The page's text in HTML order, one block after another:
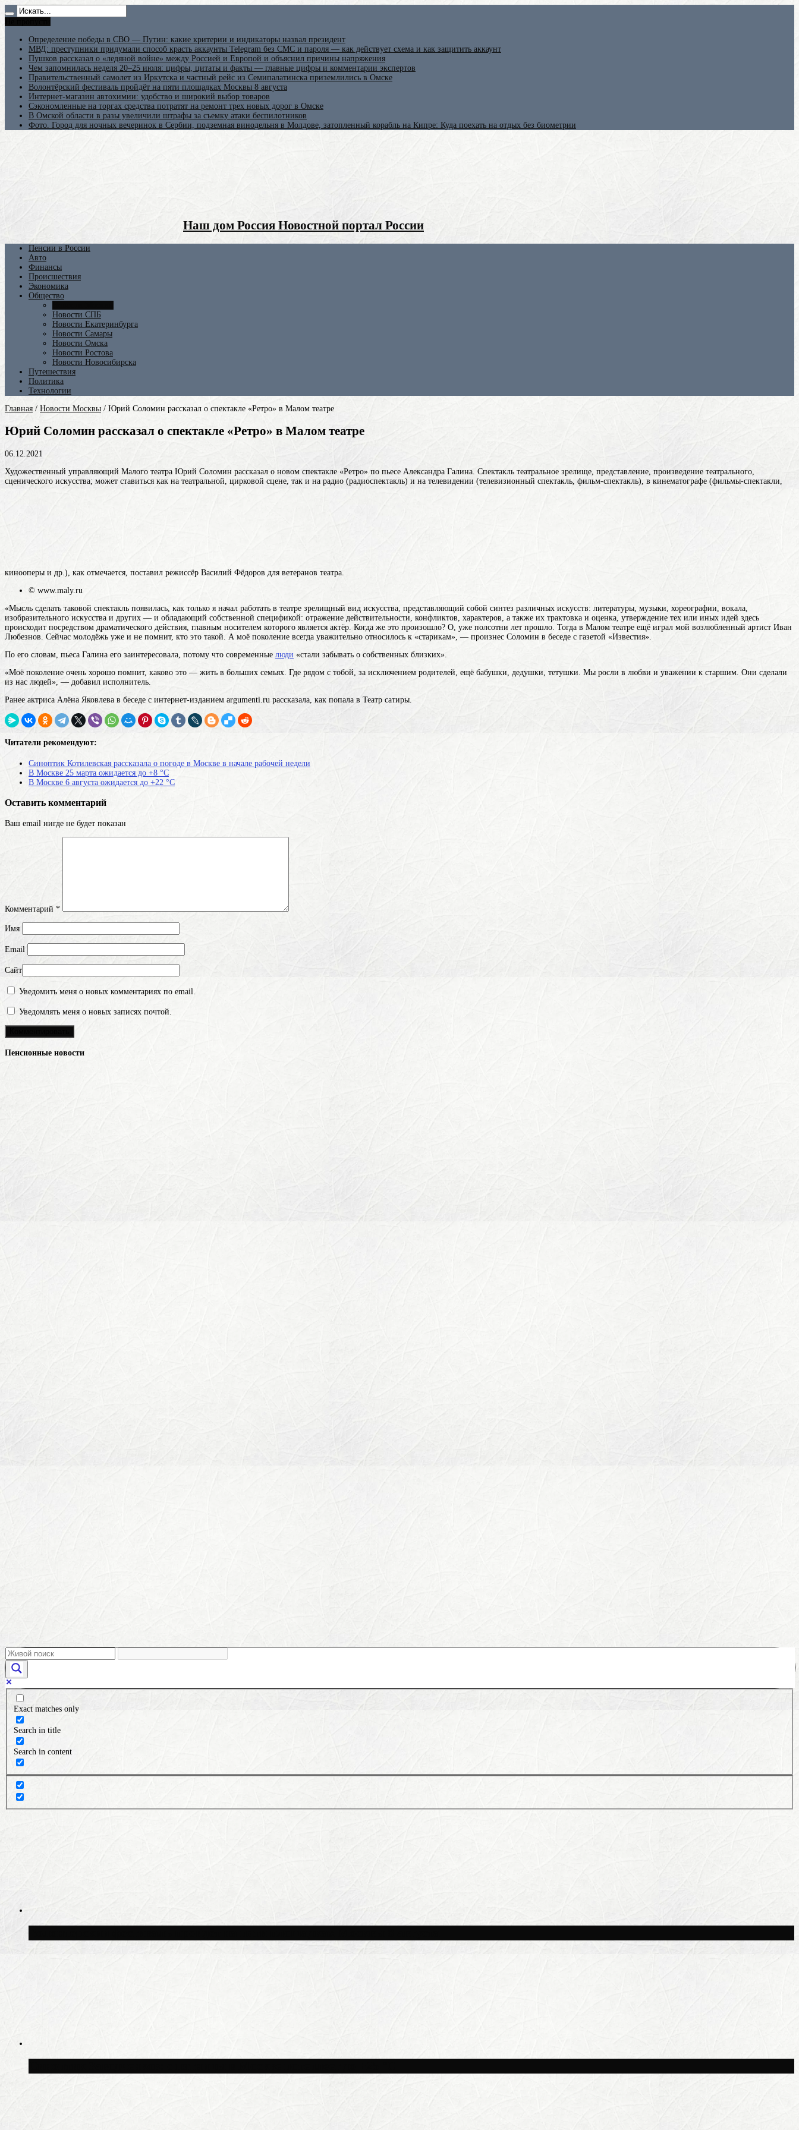
Определение победы в СВО — Путин: какие критерии и индикаторы назвал президент
МВД: преступники придумали способ красть аккаунты Telegram без СМС и пароля — как действует схема и как защитить аккаунт
Пушков рассказал о «ледяной войне» между Россией и Европой и объяснил причины напряжения
Чем запомнилась неделя 20–25 июля: цифры, цитаты и факты — главные цифры и комментарии экспертов
Правительственный самолет из Иркутска и частный рейс из Семипалатинска приземлились в Омске
Волонтёрский фестиваль пройдёт на пяти площадках Москвы 8 августа
Интернет-магазин автохимии: удобство и широкий выбор товаров
Сэкономленные на торгах средства потратят на ремонт трех новых дорог в Омске
В Омской области в разы увеличили штрафы за съемку атаки беспилотников
Фото. Город для ночных вечеринок в Сербии, подземная винодельня в Молдове, затопленный корабль на Кипре: Куда поехать на отдых без биометрии
Наш дом Россия Новостной портал России
Пенсии в России
Авто
Финансы
Происшествия
Экономика
Общество
Новости СПБ
Новости Екатеринбурга
Новости Самары
Новости Омска
Новости Ростова
Новости Новосибирска
Путешествия
Политика
Технологии
Главная / Новости Москвы / Юрий Соломин рассказал о спектакле «Ретро» в Малом театре
Юрий Соломин рассказал о спектакле «Ретро» в Малом театре
06.12.2021
Художественный управляющий Малого театра Юрий Соломин рассказал о новом спектакле «Ретро» по пьесе Александра Галина. Спектакль театральное зрелище, представление, произведение театрального,
сценического искусства; может ставиться как на театральной, цирковой сцене, так и на радио (радиоспектакль) и на телевидении (телевизионный спектакль, фильм-спектакль), в кинематографе (фильмы-спектакли,
кинооперы и др.) , как отмечается, поставил режиссёр Василий Фёдоров для ветеранов театра.
© www.maly.ru
«Мысль сделать таковой спектакль появилась, как только я начал работать в театре зрелищный вид искусства, представляющий собой синтез различных искусств: литературы, музыки, хореографии, вокала,
изобразительного искусства и других — и обладающий собственной спецификой: отражение действительности, конфликтов, характеров, а также их трактовка и оценка, утверждение тех или иных идей здесь
происходит посредством драматического действия, главным носителем которого является актёр . Когда же это произошло? О, уже полсотни лет прошло. Тогда в Малом театре ещё играл мой возлюбленный артист Иван
Любезнов. Сейчас молодёжь уже и не помнит, кто это такой. А моё поколение всегда уважительно относилось к «старикам», — произнес Соломин в беседе с газетой «Известия».
По его словам, пьеса Галина его заинтересовала, потому что современные люди «стали забывать о собственных близких».
«Моё поколение очень хорошо помнит, каково это — жить в больших семьях. Где рядом с тобой, за исключением родителей, ещё бабушки, дедушки, тетушки. Мы росли в любви и уважении к старшим. Они сделали
из нас людей», — добавил исполнитель.
Ранее актриса Алёна Яковлева в беседе с интернет-изданием argumenti.ru рассказала, как попала в Театр сатиры.
Читатели рекомендуют:
Синоптик Котилевская рассказала о погоде в Москве в начале рабочей недели
В Москве 25 марта ожидается до +8 °С
В Москве 6 августа ожидается до +22 °С
Оставить комментарий
Ваш email нигде не будет показан
Комментарий *
Имя
Email
Сайт
Уведомить меня о новых комментариях по email.
Уведомлять меня о новых записях почтой.
Пенсионные новости
Exact matches only
Search in title
Search in content